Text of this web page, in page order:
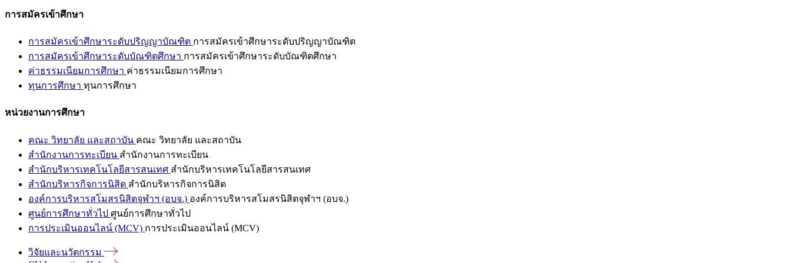
การสมัครเข้าศึกษา
การสมัครเข้าศึกษาระดับปริญญาบัณฑิต การสมัครเข้าศึกษาระดับปริญญาบัณฑิต
การสมัครเข้าศึกษาระดับบัณฑิตศึกษา การสมัครเข้าศึกษาระดับบัณฑิตศึกษา
ค่าธรรมเนียมการศึกษา ค่าธรรมเนียมการศึกษา
ทุนการศึกษา ทุนการศึกษา
หน่วยงานการศึกษา
คณะ วิทยาลัย และสถาบัน คณะ วิทยาลัย และสถาบัน
สำนักงานการทะเบียน สำนักงานการทะเบียน
สำนักบริหารเทคโนโลยีสารสนเทศ สำนักบริหารเทคโนโลยีสารสนเทศ
สำนักบริหารกิจการนิสิต สำนักบริหารกิจการนิสิต
องค์การบริหารสโมสรนิสิตจุฬาฯ (อบจ.) องค์การบริหารสโมสรนิสิตจุฬาฯ (อบจ.)
ศูนย์การศึกษาทั่วไป ศูนย์การศึกษาทั่วไป
การประเมินออนไลน์ (MCV) การประเมินออนไลน์ (MCV)
วิจัยและนวัตกรรม